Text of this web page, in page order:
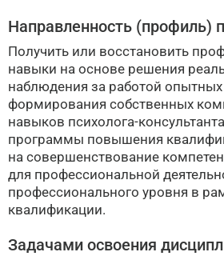
Направленность (профиль)
Получить или восстановить
навыки на основе решения
наблюдения за работой
формирования собственных
навыков психолога-
программы повышения
на совершенствование
для профессиональной
профессионального уровня в
квалификации.
Задачами освоения